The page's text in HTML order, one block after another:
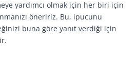
yardımcı olmak için her biri için
öneririz. Bu, ipucunu
buna göre yanıt verdiği için